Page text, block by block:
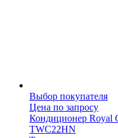
Выбор покупателя
Цена по запросу
Кондиционер Royal
TWC22HN